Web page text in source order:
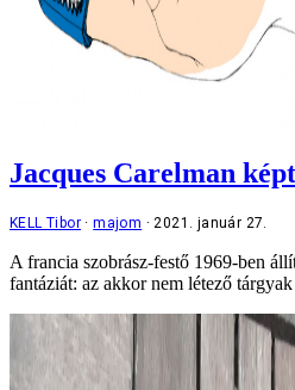
Jacques Carelman
KELL Tibor majom 2021. január 27.
A francia szobrász-festő 1969-ben
fantáziát: az akkor nem létező